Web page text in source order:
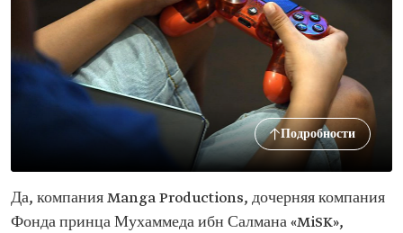
Подробности
Да, компания Manga Productions, дочерняя компания
Фонда принца Мухаммеда ибн Салмана «MiSK»,